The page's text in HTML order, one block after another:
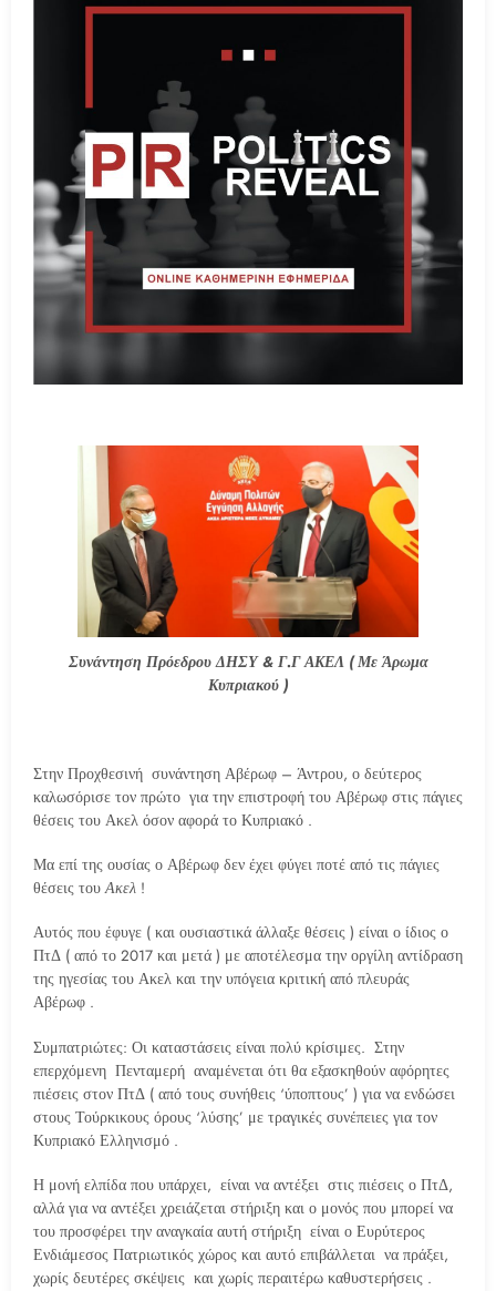
Συνάντηση Πρόεδρου ΔΗΣΥ & Γ.Γ ΑΚΕΛ ( Με Άρωμα
Κυπριακού )
Στην Προχθεσινή συνάντηση Αβέρωφ – Άντρου, ο δεύτερος
καλωσόρισε τον πρώτο για την επιστροφή του Αβέρωφ στις πάγιες
θέσεις του Ακελ όσον αφορά το Κυπριακό .
Μα επί της ουσίας ο Αβέρωφ δεν έχει φύγει ποτέ από τις πάγιες
θέσεις τουΑκελ !
Αυτός που έφυγε ( και ουσιαστικά άλλαξε θέσεις ) είναι ο ίδιος ο
ΠτΔ ( από το 2017 και μετά ) με αποτέλεσμα την οργίλη αντίδραση
της ηγεσίας του Ακελ και την υπόγεια κριτική από πλευράς
Αβέρωφ .
Συμπατριώτες: Οι καταστάσεις είναι πολύ κρίσιμες. Στην
επερχόμενη Πενταμερή αναμένεται ότι θα εξασκηθούν αφόρητες
πιέσεις στον ΠτΔ ( από τους συνήθεις ‘ύποπτους’ ) για να ενδώσει
στους Τούρκικους όρους ‘λύσης’ με τραγικές συνέπειες για τον
Κυπριακό Ελληνισμό .
Η μονή ελπίδα που υπάρχει, είναι να αντέξει στις πιέσεις ο ΠτΔ,
αλλά για να αντέξει χρειάζεται στήριξη και ο μονός που μπορεί να
του προσφέρει την αναγκαία αυτή στήριξη είναι ο Ευρύτερος
Ενδιάμεσος Πατριωτικός χώρος και αυτό επιβάλλεται να πράξει,
χωρίς δευτέρες σκέψεις και χωρίς περαιτέρω καθυστερήσεις .